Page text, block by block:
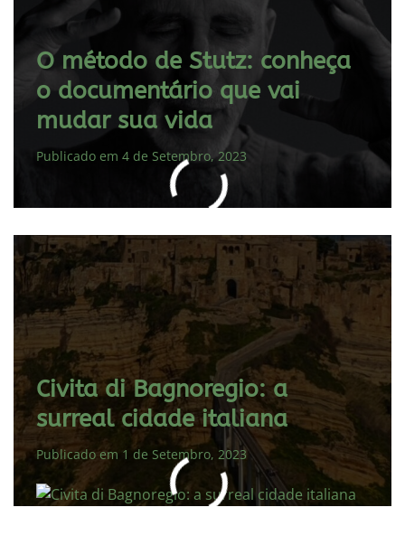
O método de Stutz: conheça
o documentário que vai
mudar sua vida
Publicado em 4 de Setembro, 2023
Civita di Bagnoregio: a
surreal cidade italiana
Publicado em 1 de Setembro, 2023